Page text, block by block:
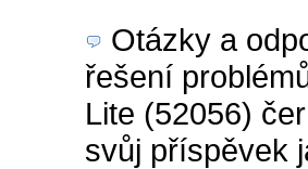
Otázky a
řešení
Lite (52056)
svůj příspěvek